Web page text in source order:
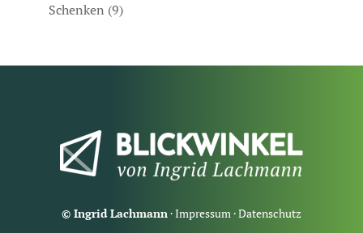
Schenken (9)
© Ingrid Lachmann·Impressum·Datenschutz